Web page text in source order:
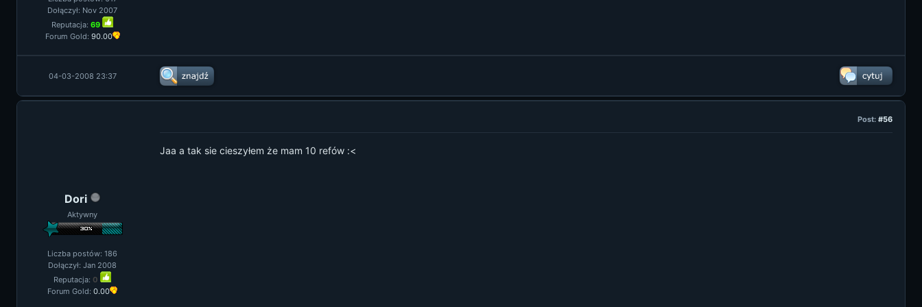
Dołączył: Nov 2007
Reputacja: 69
Forum Gold: 90.00
04-03-2008 23:37
Dori
Aktywny
Liczba postów: 186
Dołączył: Jan 2008
Reputacja: 0
Forum Gold: 0.00
Post: #56
Jaa a tak sie cieszyłem że mam 10 refów :<